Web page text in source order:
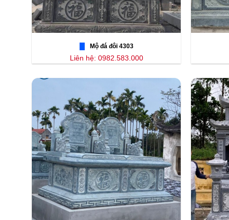
Mộ đá đôi 4303
Liên hệ: 0982.583.000